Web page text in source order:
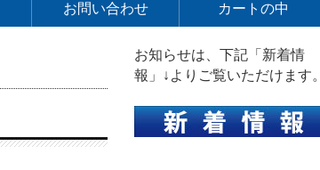
お問い合わせ カートの中
お知らせは、下記「新着情
報」↓よりご覧いただけます。